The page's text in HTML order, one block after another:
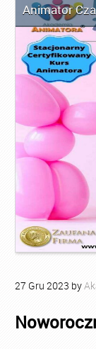
Animator
27 Gru 2023 by